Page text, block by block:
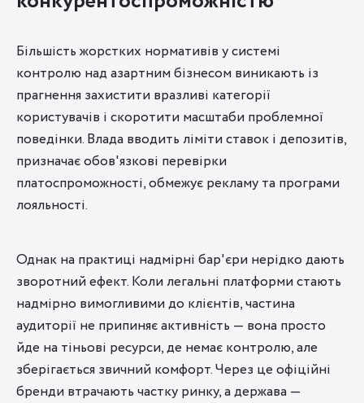
Більшість жорстких нормативів у системі
контролю над азартним бізнесом виникають із
прагнення захистити вразливі категорії
користувачів і скоротити масштаби проблемної
поведінки. Влада вводить ліміти ставок і депозитів,
призначає обов'язкові перевірки
платоспроможності, обмежує рекламу та програми
лояльності.
Однак на практиці надмірні бар'єри нерідко дають
зворотний ефект. Коли легальні платформи стають
надмірно вимогливими до клієнтів, частина
аудиторії не припиняє активність — вона просто
йде на тіньові ресурси, де немає контролю, але
зберігається звичний комфорт. Через це офіційні
бренди втрачають частку ринку, а держава —